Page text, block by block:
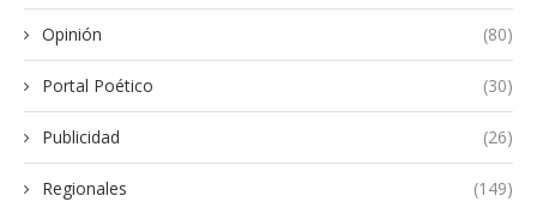
Opinión (80)
Portal Poético (30)
Publicidad (26)
Regionales (149)